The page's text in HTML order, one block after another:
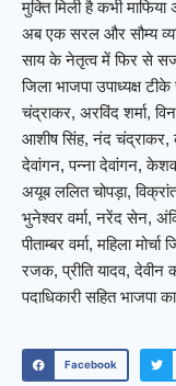
मुक्ति मिली है कभी
अब एक सरल और सौम्य
साय के नेतृत्व में फिर से
जिला भाजपा उपाध्यक्ष
चंद्राकर, अरविंद शर्मा,
आशीष सिंह, नंद चंद्राकर,
देवांगन, पन्ना देवांगन, केशव
अयूब ललित चोपड़ा,
भुनेश्वर वर्मा, नरेंद सेन,
पीताम्बर वर्मा, महिला
रजक, प्रीति यादव, देवीन
पदाधिकारी सहित भाजपा
Facebook